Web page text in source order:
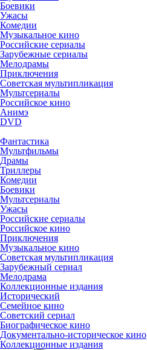
Боевики
Ужасы
Комедии
Музыкальное кино
Российские сериалы
Зарубежные сериалы
Мелодрамы
Приключения
Советская мультипликация
Мультсериалы
Российское кино
Анимэ
DVD
Фантастика
Мультфильмы
Драмы
Триллеры
Комедии
Боевики
Мультсериалы
Ужасы
Российские сериалы
Российское кино
Приключения
Музыкальное кино
Советская мультипликация
Зарубежный сериал
Мелодрама
Коллекционные издания
Исторический
Семейное кино
Советский сериал
Биографическое кино
Документально-историческое кино
Коллекционные издания